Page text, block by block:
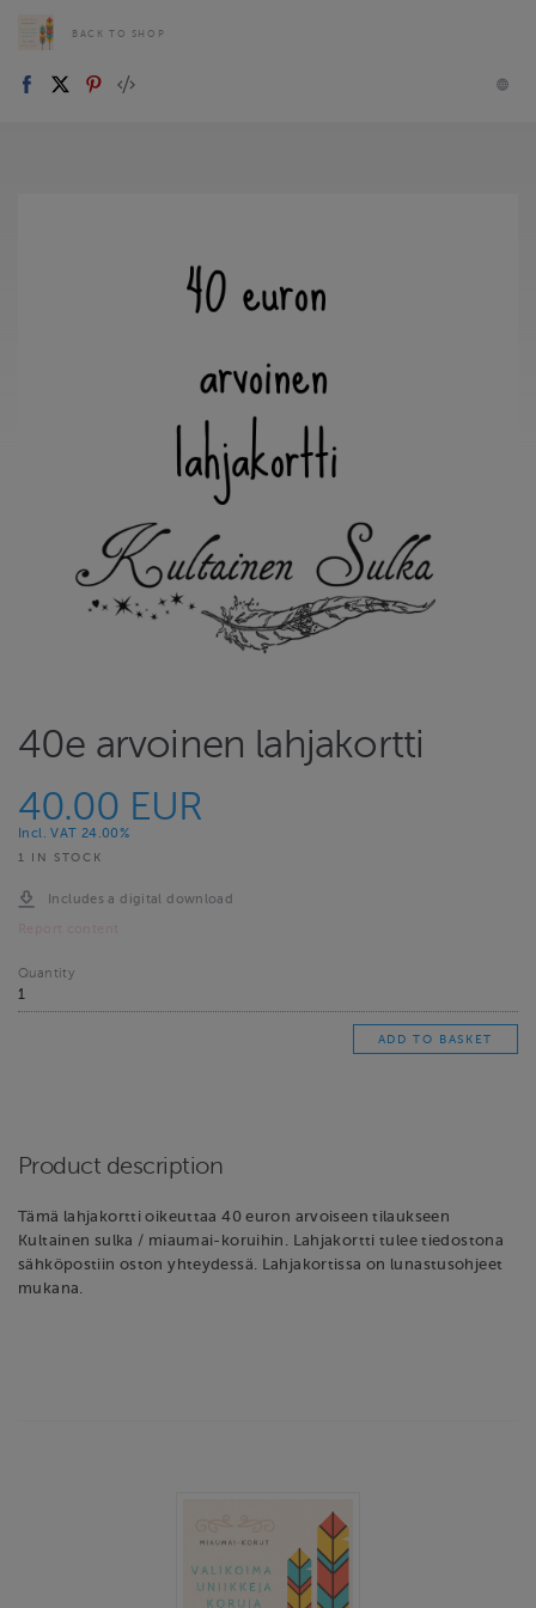
BACK TO SHOP
40e arvoinen lahjakortti
40.00 EUR
Incl. VAT 24.00%
1 IN STOCK
Includes a digital download
Quantity
Product description
Tämä lahjakortti oikeuttaa 40 euron arvoiseen tilaukseen
Kultainen sulka / miaumai-koruihin. Lahjakortti tulee tiedostona
sähköpostiin oston yhteydessä. Lahjakortissa on lunastusohjeet
mukana.